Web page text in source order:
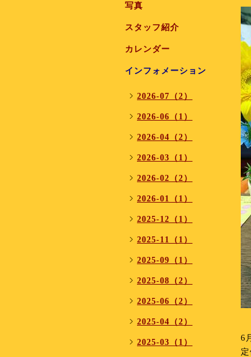
6
写真
スタッフ紹介
カレンダー
インフォメーション
2026-07（2）
2026-06（1）
2026-04（2）
2026-03（1）
2026-02（2）
2026-01（1）
2025-12（1）
2025-11（1）
2025-09（1）
2025-08（2）
2025-06（2）
2025-04（2）
2025-03（1）